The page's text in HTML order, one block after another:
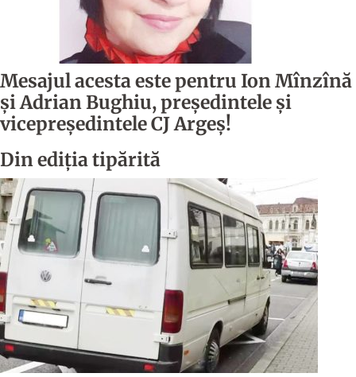
Mesajul acesta este pentru Ion Mînzînă
şi Adrian Bughiu, preşedintele şi
vicepreşedintele CJ Argeş!
Din ediția tipărită